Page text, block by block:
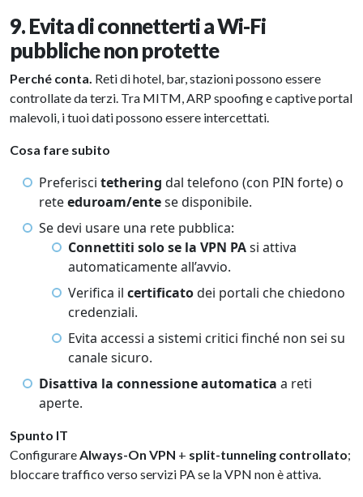
9. Evita di connetterti a Wi-Fi
pubbliche non protette
Perché conta. Reti di hotel, bar, stazioni possono essere
controllate da terzi. Tra MITM, ARP spoofing e captive portal
malevoli, i tuoi dati possono essere intercettati.
Cosa fare subito
Preferisci tethering dal telefono (con PIN forte) o
reteeduroam/entese disponibile.
Se devi usare una rete pubblica:
Connettiti solo se la VPN PAsi attiva
automaticamente all’avvio.
Verifica il certificatodei portali che chiedono
credenziali.
Evita accessi a sistemi critici finché non sei su
canale sicuro.
Disattiva la connessione automatica a reti
aperte.
Spunto IT
Configurare Always-On VPN + split-tunneling controllato;
bloccare traffico verso servizi PA se la VPN non è attiva.